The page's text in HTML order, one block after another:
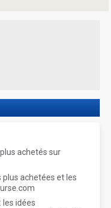
plus achetés sur
plus achetées et les
les idées